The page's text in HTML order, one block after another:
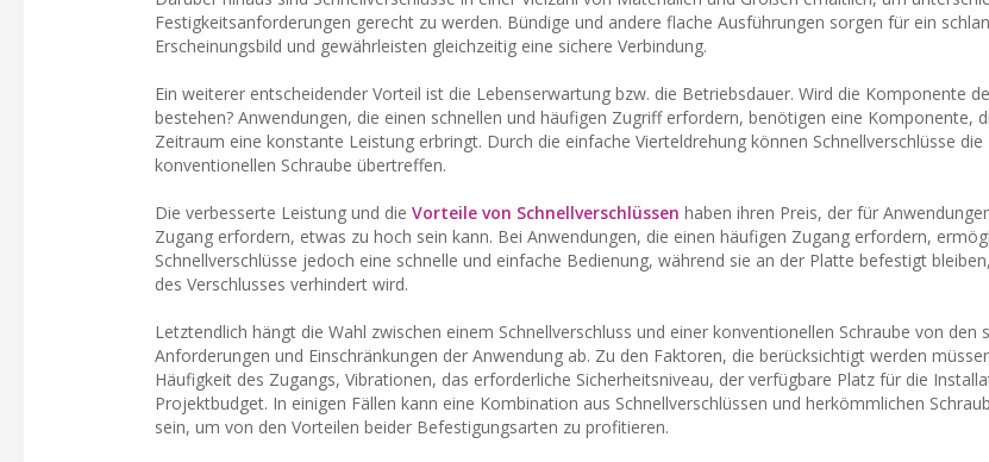
Festigkeitsanforderungen gerecht zu werden. Bündige und andere flache Ausführungen sorgen für ein
Erscheinungsbild und gewährleisten gleichzeitig eine sichere Verbindung.
Ein weiterer entscheidender Vorteil ist die Lebenserwartung bzw. die Betriebsdauer. Wird die Komponente
bestehen? Anwendungen, die einen schnellen und häufigen Zugriff erfordern, benötigen eine Komponente,
Zeitraum eine konstante Leistung erbringt. Durch die einfache Vierteldrehung können Schnellverschlüsse
konventionellen Schraube übertreffen.
Die verbesserte Leistung und die Vorteile von Schnellverschlüssen haben ihren Preis, der für
Zugang erfordern, etwas zu hoch sein kann. Bei Anwendungen, die einen häufigen Zugang erfordern,
Schnellverschlüsse jedoch eine schnelle und einfache Bedienung, während sie an der Platte befestigt
des Verschlusses verhindert wird.
Letztendlich hängt die Wahl zwischen einem Schnellverschluss und einer konventionellen Schraube von den
Anforderungen und Einschränkungen der Anwendung ab. Zu den Faktoren, die berücksichtigt werden
Häufigkeit des Zugangs, Vibrationen, das erforderliche Sicherheitsniveau, der verfügbare Platz für die
Projektbudget. In einigen Fällen kann eine Kombination aus Schnellverschlüssen und herkömmlichen
sein, um von den Vorteilen beider Befestigungsarten zu profitieren.